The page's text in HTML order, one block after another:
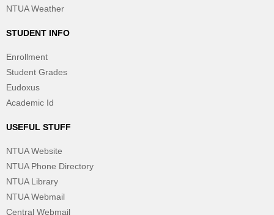
NTUA Weather
STUDENT INFO
Enrollment
Student Grades
Eudoxus
Academic Id
USEFUL STUFF
NTUA Website
NTUA Phone Directory
NTUA Library
NTUA Webmail
Central Webmail